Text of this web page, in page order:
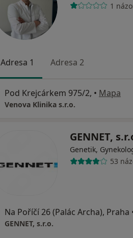
1
Adresa 1 Adresa 2
Pod Krejcárkem 975/2, • Mapa
Venova Klinika s.r.o.
GENNET,
Genetik,
53
Na Poříčí 26 (Palác Archa), Praha
GENNET, s.r.o.